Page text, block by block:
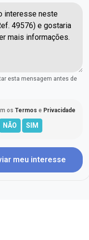
esta mensagem antes de
os Termos e Privacidade
meu interesse